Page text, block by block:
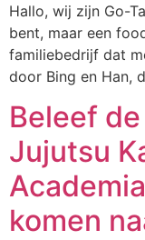
Hallo, wij zijn Go-
bent, maar een
familiebedrijf dat
door Bing en Han,
Beleef
Jujutsu
komen